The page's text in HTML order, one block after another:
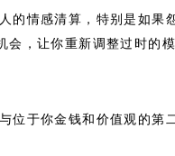
的情感清算，特别是如果
，让你重新调整过时的模
位于你金钱和价值观的第